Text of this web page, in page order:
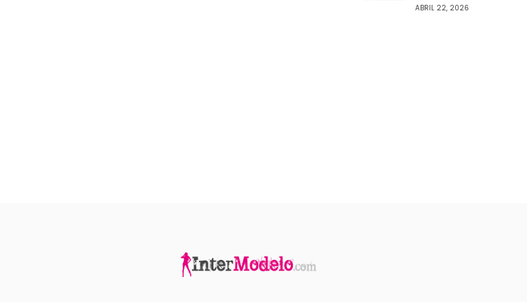
ABRIL 22, 2026